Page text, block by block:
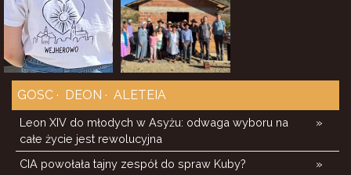
GOSC DEON ALETEIA
»
Leon XIV do młodych w Asyżu: odwaga wyboru na
całe życie jest rewolucyjna
»
CIA powołała tajny zespół do spraw Kuby?